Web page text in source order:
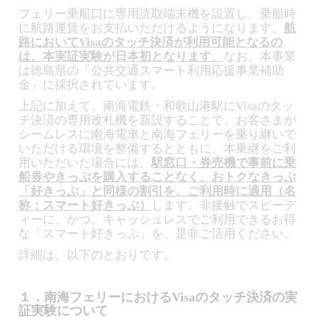
フェリー乗船口に専用読取端末機を設置し、乗船時
に航路運賃をお支払いただけるようになります。 航
路においてVisaのタッチ決済が利用可能となるの
は、本実証実験が日本初となります。 なお、本事業
は徳島県の「公共交通スマート利用応援事業補助
金」に採択されています。
上記に加えて、南海電鉄・和歌山港駅にVisaのタッ
チ決済の専用改札機を新設することで、お客さまが
シームレスに南海電車と南海フェリーを乗り継いで
いただける環境を整備するとともに、本乗継をご利
用いただいた場合には、駅窓口・券売機で事前に乗
船券やきっぷを購入することなく、おトクなきっぷ
「好きっぷ」と同様の割引を、ご利用時に適用（名
称：スマート好きっぷ）
します。非接触でスピーデ
ィーに、かつ、キャッシュレスでご利用できるお得
な「スマート好きっぷ」を、是非ご活用ください。
詳細は、以下のとおりです。
１．南海フェリーにおけるVisaのタッチ決済の実
証実験について